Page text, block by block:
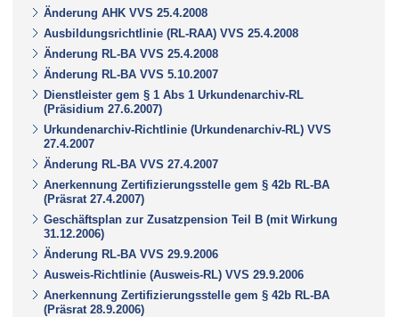
Änderung AHK VVS 25.4.2008
Ausbildungsrichtlinie (RL-RAA) VVS 25.4.2008
Änderung RL-BA VVS 25.4.2008
Änderung RL-BA VVS 5.10.2007
Dienstleister gem § 1 Abs 1 Urkundenarchiv-RL
(Präsidium 27.6.2007)
Urkundenarchiv-Richtlinie (Urkundenarchiv-RL) VVS
27.4.2007
Änderung RL-BA VVS 27.4.2007
Anerkennung Zertifizierungsstelle gem § 42b RL-BA
(Präsrat 27.4.2007)
Geschäftsplan zur Zusatzpension Teil B (mit Wirkung
31.12.2006)
Änderung RL-BA VVS 29.9.2006
Ausweis-Richtlinie (Ausweis-RL) VVS 29.9.2006
Anerkennung Zertifizierungsstelle gem § 42b RL-BA
(Präsrat 28.9.2006)